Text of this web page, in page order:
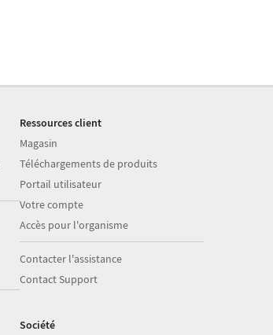
Ressources client
Magasin
Téléchargements de produits
Portail utilisateur
Votre compte
Accès pour l'organisme
Contacter l'assistance
Contact Support
Société